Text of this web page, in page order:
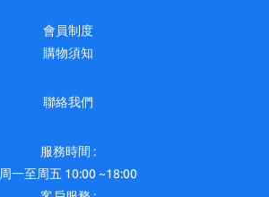
會員制度
購物須知
聯絡我們
服務時間 :
周一至周五 10:00 ~18:00